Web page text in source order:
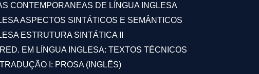
CONTEMPORANEAS DE LÍNGUA INGLESA
ASPECTOS SINTÁTICOS E SEMÂNTICOS
ESTRUTURA SINTÁTICA II
EM LÍNGUA INGLESA: TEXTOS TÉCNICOS
I: PROSA (INGLÊS)